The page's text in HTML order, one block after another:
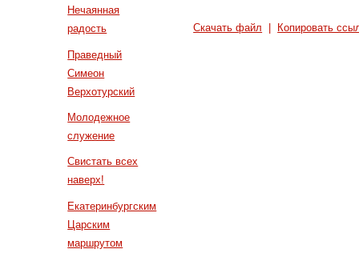
Нечаянная
радость
Праведный
Симеон
Верхотурский
Молодежное
служение
Свистать всех
наверх!
Екатеринбургским
Царским
маршрутом
Скачать файл Копировать